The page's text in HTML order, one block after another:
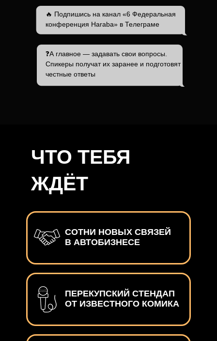
🔥 Подпишись на канал «6 Федеральная
конференция Haraba» в Телеграме
❓А главное — задавать свои вопросы.
Спикеры получат их заранее и подготовят
честные ответы
ЧТО ТЕБЯ
ЖДЁТ
СОТНИ НОВЫХ СВЯЗЕЙ
В АВТОБИЗНЕСЕ
ПЕРЕКУПСКИЙ СТЕНДАП
ОТ ИЗВЕСТНОГО КОМИКА